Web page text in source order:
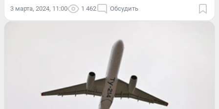
3 марта, 2024, 11:00 1 462 Обсудить